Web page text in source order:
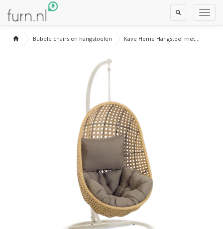
Toggle
Search
Bubble chairs en hangstoelen Kave Home Hangstoel met...